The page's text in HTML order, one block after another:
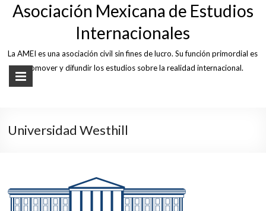
Asociación Mexicana de Estudios
Internacionales
La AMEI es una asociación civil sin fines de lucro. Su función primordial es
promover y difundir los estudios sobre la realidad internacional.
Universidad Westhill